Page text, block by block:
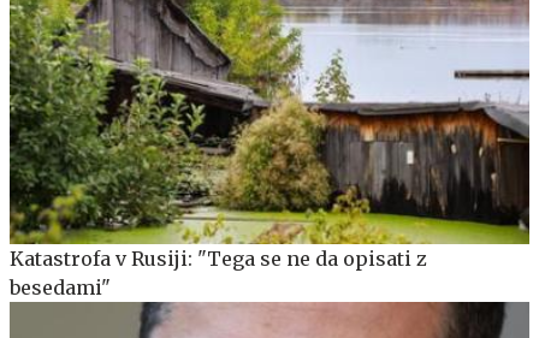
Katastrofa v Rusiji: "Tega se ne da opisati z
besedami"